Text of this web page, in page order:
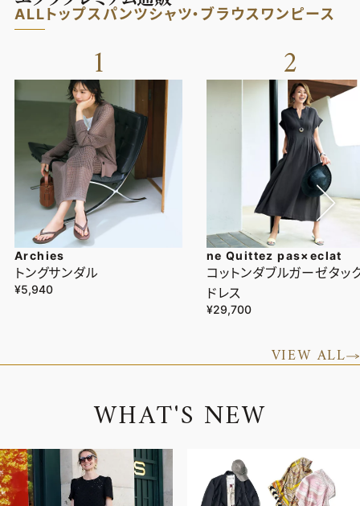
ALLトップス パンツシャツ・ブラウス ワンピース
1
Archies
トングサンダル
¥5,940
2
ne Quittez pas×eclat
コットンダブルガーゼタッ
ドレス
¥29,700
VIEW ALL
WHAT'S NEW